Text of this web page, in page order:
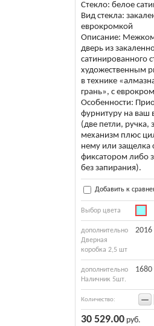
Стекло: белое
Вид стекла:
еврокромкой
Описание:
дверь из
сатинированного
художественным
в технике
грань», с
Особенности:
фурнитуру на ваш
(две петли, ручка,
механизм плюс
нему или защелка
фиксатором либо
без запирания).
Добавить к
Выбор цвета
дополнительно
Дверная
коробка 2,5 шт
2016
дополнительно
Наличник 5шт.
1680
Количество: −
30 529.00 руб.